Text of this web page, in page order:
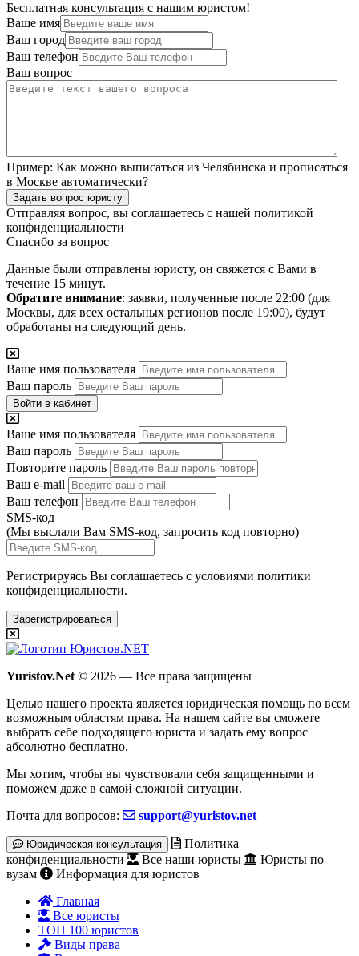
Бесплатная консультация с нашим юристом!
Ваше имя
Ваш город
Ваш телефон
Ваш вопрос
Пример: Как можно выписаться из Челябинска и прописаться
в Москве автоматически?
Задать вопрос юристу
Отправляя вопрос, вы соглашаетесь с нашей политикой
конфиденциальности
Спасибо за вопрос
Данные были отправлены юристу, он свяжется с Вами в
течение 15 минут.
Обратите внимание: заявки, полученные после 22:00 (для
Москвы, для всех остальных регионов после 19:00), будут
обработаны на следующий день.
Ваше имя пользователя
Ваш пароль
Войти в кабинет
Ваше имя пользователя
Ваш пароль
Повторите пароль
Ваш e-mail
Ваш телефон
SMS-код
(Мы выслали Вам SMS-код, запросить код повторно)
Регистрируясь Вы соглашаетесь с условиями политики
конфиденциальности.
Зарегистрироваться
Yuristov.Net © 2026 — Все права защищены
Целью нашего проекта является юридическая помощь по всем
возможным областям права. На нашем сайте вы сможете
выбрать себе подходящего юриста и задать ему вопрос
абсолютно бесплатно.
Мы хотим, чтобы вы чувствовали себя защищенными и
поможем даже в самой сложной ситуации.
Почта для вопросов:
support@yuristov.net
Юридическая консультация
Политика
конфиденциальности
Все наши юристы
Юристы по
вузам
Информация для юристов
Главная
Все юристы
ТОП 100 юристов
Виды права